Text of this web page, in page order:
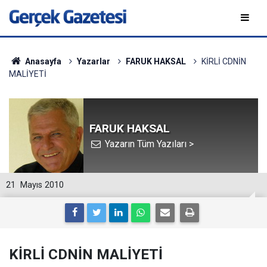
Anasayfa Yazarlar FARUK HAKSAL
KİRLİ CDNİN
MALİYETİ
FARUK HAKSAL
Yazarın Tüm Yazıları >
21 Mayıs 2010
KİRLİ CDNİN MALİYETİ